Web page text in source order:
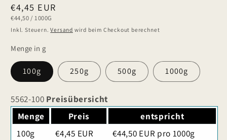
Normaler
Preis
€4,45 EUR
GRUNDPREIS
€44,50 / PRO
1000G
Inkl. Steuern.Versand wird beim Checkout berechnet
Menge in g
100g 250g 500g 1000g
5562-100 Preisübersicht
Menge
Preis
entspricht
100g
€4,45 EUR
€44,50 EUR pro 1000g